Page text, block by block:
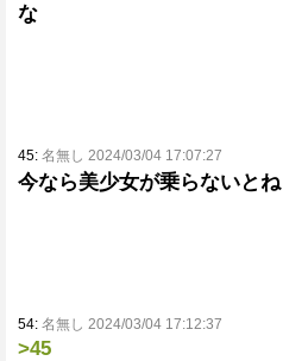
な
45: 名無し 2024/03/04 17:07:27
今なら美少女が乗らないとね
54: 名無し 2024/03/04 17:12:37
>45